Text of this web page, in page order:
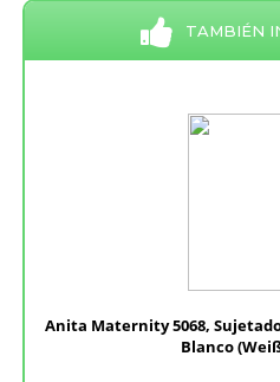
TAMBIÉN
Anita Maternity 5068,
Blanco